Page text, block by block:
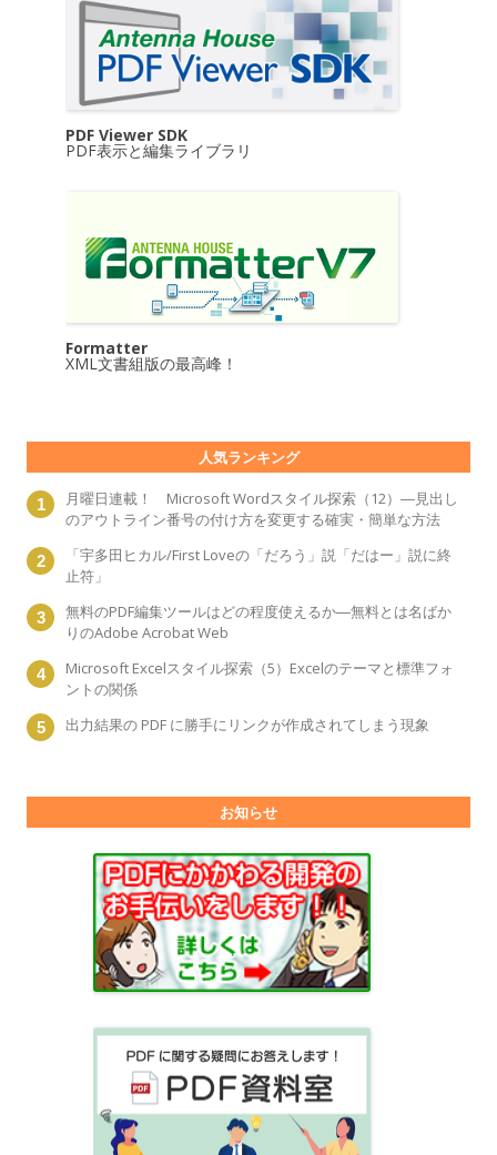
PDF Viewer SDK
PDF表示と編集ライブラリ
Formatter
XML文書組版の最高峰！
人気ランキング
月曜日連載！ Microsoft Wordスタイル探索（12）―見出し
のアウトライン番号の付け方を変更する確実・簡単な方法
「宇多田ヒカル/First Loveの「だろう」説「だはー」説に終
止符」
無料のPDF編集ツールはどの程度使えるか―無料とは名ばか
りのAdobe Acrobat Web
Microsoft Excelスタイル探索（5）Excelのテーマと標準フォ
ントの関係
出力結果の PDF に勝手にリンクが作成されてしまう現象
お知らせ